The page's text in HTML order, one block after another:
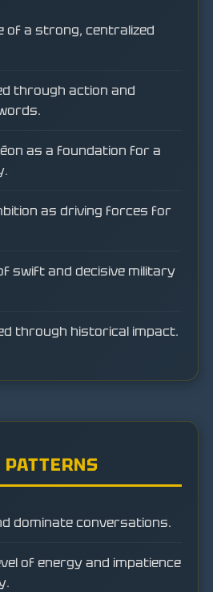
of a strong, centralized
through action and
as a foundation for a
as driving forces for
swift and decisive military
through historical impact.
dominate conversations.
of energy and impatience